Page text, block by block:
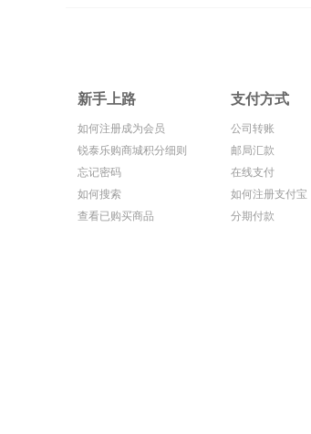
新手上路
如何注册成为会员
锐泰乐购商城积分细则
忘记密码
如何搜索
查看已购买商品
支付方式
公司转账
邮局汇款
在线支付
如何注册支付宝
分期付款